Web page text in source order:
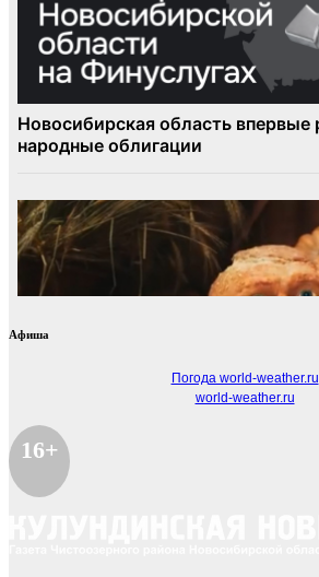
Афиша
Погода world-weather.ru
world-weather.ru
16+